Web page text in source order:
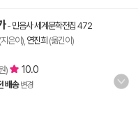
- 민음사 세계문학전집 472
(지은이), 연진희 (옮긴이)
) 10.0
배송 변경